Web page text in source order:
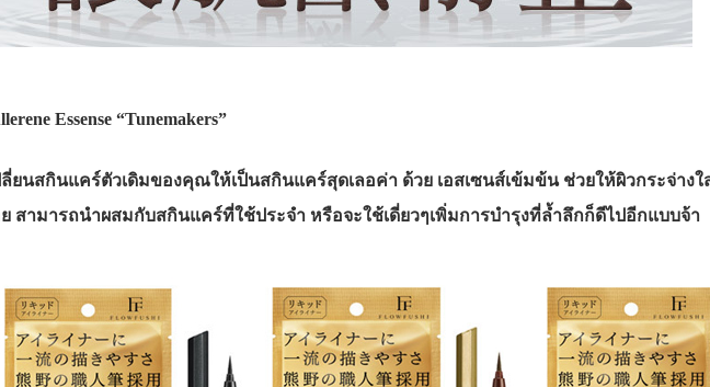
Essense “Tunemakers”
ลี่ยนสกินแคร์ตัวเดิมของคุณให้เป็นสกินแคร์สุดเลอค่า ด้วย เอสเซนส์เข้มข้น ช่วยให้ผิวกระจ่าง
สามารถนำผสมกับสกินแคร์ที่ใช้ประจำ หรือจะใช้เดี่ยวๆเพิ่มการบำรุงที่ล้ำลึกก็ดีไปอีกแบบจ้า